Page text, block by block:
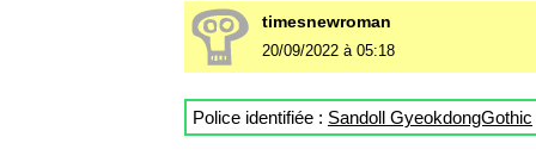
timesnewroman
20/09/2022 à 05:18
Police identifiée : Sandoll GyeokdongGothic